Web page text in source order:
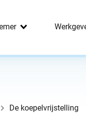
De koepelvrijstelling